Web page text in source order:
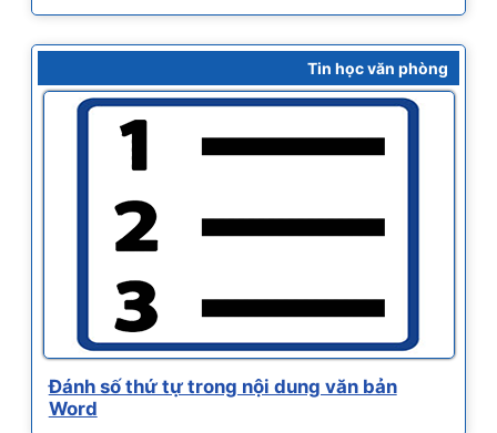
Tin học văn phòng
Đánh số thứ tự trong nội dung văn bản
Word